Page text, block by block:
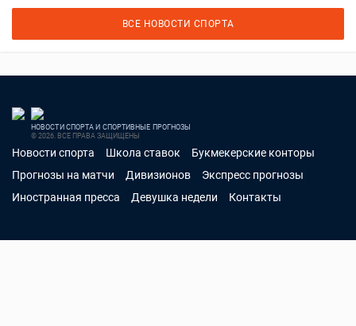
ВСЕ НОВОСТИ СПОРТА
НОВОСТИ СПОРТА И СПОРТИВНЫЕ ПРОГНОЗЫ
© 2026. ВСЕ ПРАВА ЗАЩИЩЕНЫ
Новости спорта Школа ставок
Букмекерские конторы
Прогнозы на матчи
Дивизионов
Экспресс прогнозы
Иностранная пресса
Девушка недели Контакты